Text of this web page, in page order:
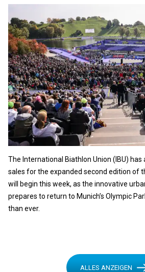
The International Biathlon Union (IBU)
sales for the expanded second edition of
will begin this week, as the innovative
prepares to return to Munich’s Olympic
than ever.
ALLES ANZEIGEN